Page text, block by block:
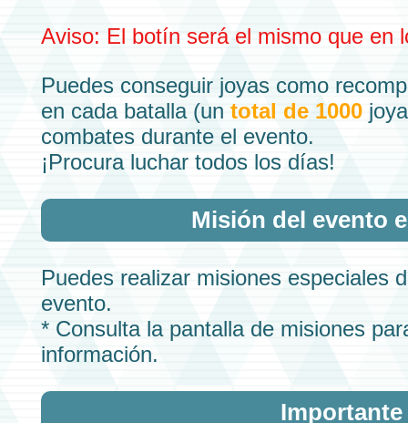
Aviso: El botín será el mismo que en
Puedes conseguir joyascomo
en cada batalla (un total de 1000
combatesdurante el evento.
¡Procura luchar todos los días!
Misión del evento
Puedes realizar misiones especiales
evento.
* Consulta la pantalla de misiones
información.
Importante